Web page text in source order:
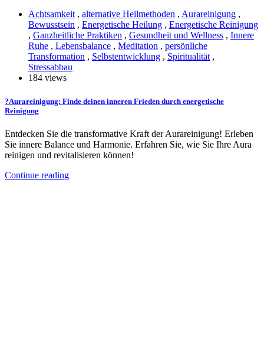
Achtsamkeit, alternative Heilmethoden , Aurareinigung ,
Bewusstsein , Energetische Heilung , Energetische Reinigung
, Ganzheitliche Praktiken , Gesundheit und Wellness , Innere
Ruhe , Lebensbalance , Meditation , persönliche
Transformation , Selbstentwicklung , Spiritualität,
Stressabbau
184 views
?Aurareinigung: Finde deinen inneren Frieden durch energetische
Reinigung
Entdecken Sie die transformative Kraft der Aurareinigung! Erleben
Sie innere Balance und Harmonie. Erfahren Sie, wie Sie Ihre Aura
reinigen und revitalisieren können!
Continue reading